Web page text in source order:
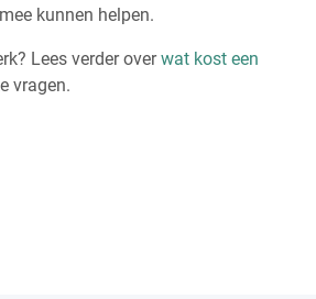
kunnen helpen.
Lees verder overwat kost een
vragen.